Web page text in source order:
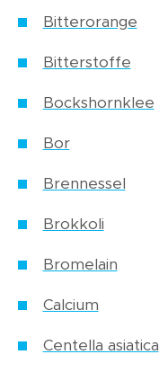
Bitterorange
Bitterstoffe
Bockshornklee
Bor
Brennessel
Brokkoli
Bromelain
Calcium
Centella asiatica